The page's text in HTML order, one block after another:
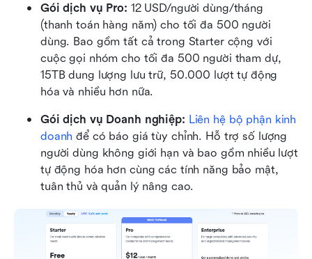
Gói dịch vụ Pro: 12 USD/người dùng/tháng
(thanh toán hàng năm) cho tối đa 500 người
dùng. Bao gồm tất cả trong Starter cộng với
cuộc gọi nhóm cho tối đa 500 người tham dự,
15TB dung lượng lưu trữ, 50.000 lượt tự động
hóa và nhiều hơn nữa.
Gói dịch vụ Doanh nghiệp: Liên hệ bộ phận kinh
doanh để có báo giá tùy chỉnh. Hỗ trợ số lượng
người dùng không giới hạn và bao gồm nhiều lượt
tự động hóa hơn cùng các tính năng bảo mật,
tuân thủ và quản lý nâng cao.